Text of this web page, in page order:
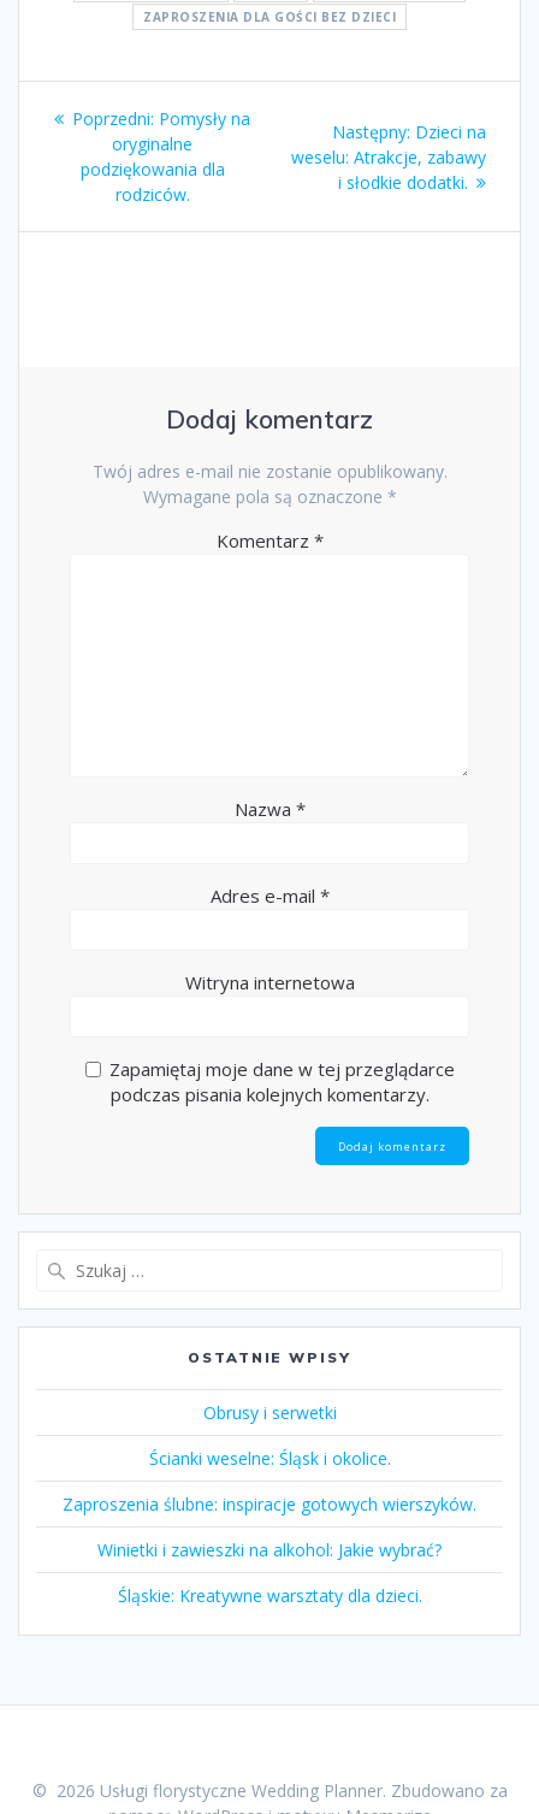
ZAPROSZENIA DLA GOŚCI BEZ DZIECI
Nawigacja
wpisu
Poprzedni: Poprzedni
wpis:
Pomysły na
oryginalne
podziękowania dla
rodziców.
Następny: Następny
wpis:
Dzieci na
weselu: Atrakcje, zabawy
i słodkie dodatki.
Dodaj komentarz
Twój adres e-mail nie zostanie opublikowany.
Wymagane pola są oznaczone *
Komentarz *
Nazwa *
Adres e-mail *
Witryna internetowa
Zapamiętaj moje dane w tej przeglądarce
podczas pisania kolejnych komentarzy.
OSTATNIE WPISY
Obrusy i serwetki
Ścianki weselne: Śląsk i okolice.
Zaproszenia ślubne: inspiracje gotowych wierszyków.
Winietki i zawieszki na alkohol: Jakie wybrać?
Śląskie: Kreatywne warsztaty dla dzieci.
© 2026 Usługi florystyczne Wedding Planner. Zbudowano za